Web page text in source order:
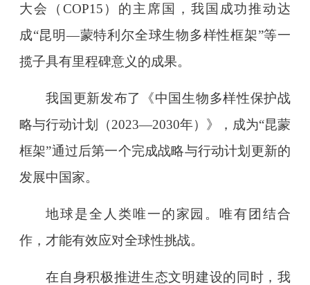
大会（COP15）的主席国，我国成功推动达
成“昆明—蒙特利尔全球生物多样性框架”等一
揽子具有里程碑意义的成果。
我国更新发布了《中国生物多样性保护战
略与行动计划（2023—2030年）》，成为“昆蒙
框架”通过后第一个完成战略与行动计划更新的
发展中国家。
地球是全人类唯一的家园。唯有团结合
作，才能有效应对全球性挑战。
在自身积极推进生态文明建设的同时，我